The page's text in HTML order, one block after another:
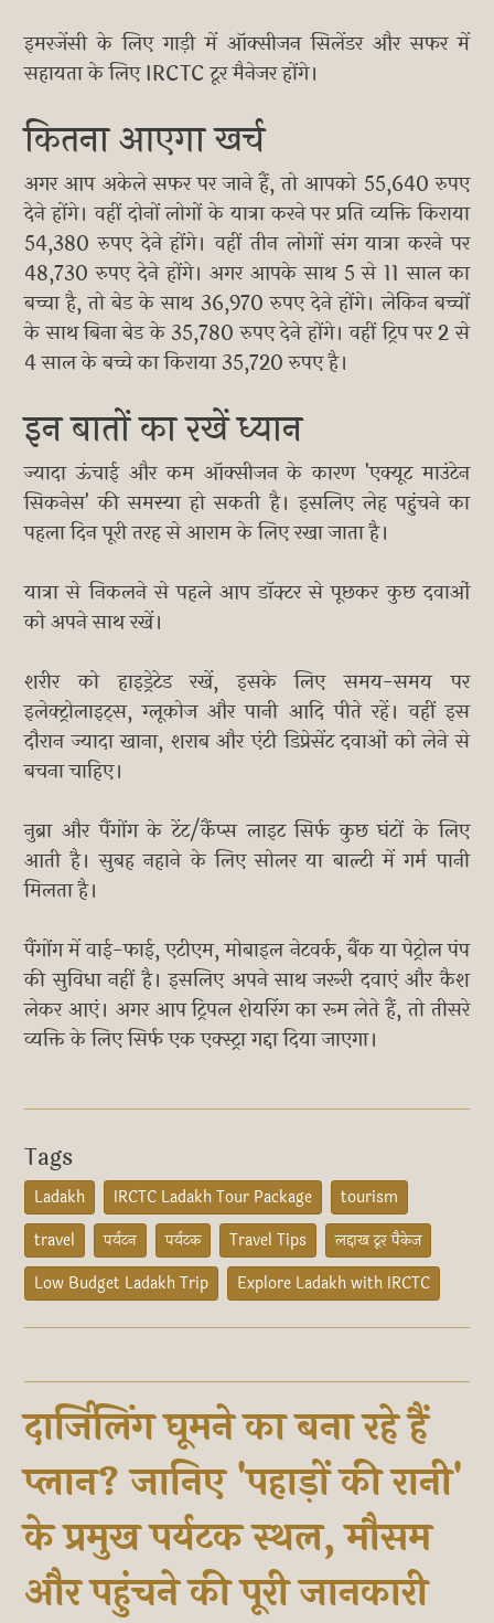
इमरजेंसी के लिए गाड़ी में ऑक्सीजन सिलेंडर और सफर में
सहायता के लिए IRCTC टूर मैनेजर होंगे।
कितना आएगा खर्च
अगर आप अकेले सफर पर जाने हैं, तो आपको 55,640 रुपए
देने होंगे। वहीं दोनों लोगों के यात्रा करने पर प्रति व्यक्ति किराया
54,380 रुपए देने होंगे। वहीं तीन लोगों संग यात्रा करने पर
48,730 रुपए देने होंगे। अगर आपके साथ 5 से 11 साल का
बच्चा है, तो बेड के साथ 36,970 रुपए देने होंगे। लेकिन बच्चों
के साथ बिना बेड के 35,780 रुपए देने होंगे। वहीं ट्रिप पर 2 से
4 साल के बच्चे का किराया 35,720 रुपए है।
इन बातों का रखें ध्यान
ज्यादा ऊंचाई और कम ऑक्सीजन के कारण 'एक्यूट माउंटेन
सिकनेस' की समस्या हो सकती है। इसलिए लेह पहुंचने का
पहला दिन पूरी तरह से आराम के लिए रखा जाता है।
यात्रा से निकलने से पहले आप डॉक्टर से पूछकर कुछ दवाओं
को अपने साथ रखें।
शरीर को हाइड्रेटेड रखें, इसके लिए समय-समय पर
इलेक्ट्रोलाइट्स, ग्लूकोज और पानी आदि पीते रहें। वहीं इस
दौरान ज्यादा खाना, शराब और एंटी डिप्रेसेंट दवाओं को लेने से
बचना चाहिए।
नुब्रा और पैंगोंग के टेंट/कैंप्स लाइट सिर्फ कुछ घंटों के लिए
आती है। सुबह नहाने के लिए सोलर या बाल्टी में गर्म पानी
मिलता है।
पैंगोंग में वाई-फाई, एटीएम, मोबाइल नेटवर्क, बैंक या पेट्रोल पंप
की सुविधा नहीं है। इसलिए अपने साथ जरूरी दवाएं और कैश
लेकर आएं। अगर आप ट्रिपल शेयरिंग का रूम लेते हैं, तो तीसरे
व्यक्ति के लिए सिर्फ एक एक्स्ट्रा गद्दा दिया जाएगा।
Tags
Ladakh IRCTC Ladakh Tour Package
tourism
travel
पर्यटन पर्यटक Travel Tips
लद्दाख टूर पैकेज
Low Budget Ladakh Trip
Explore Ladakh with IRCTC
दार्जिलिंग घूमने का बना रहे हैं
प्लान? जानिए 'पहाड़ों की रानी'
के प्रमुख पर्यटक स्थल, मौसम
और पहुंचने की पूरी जानकारी